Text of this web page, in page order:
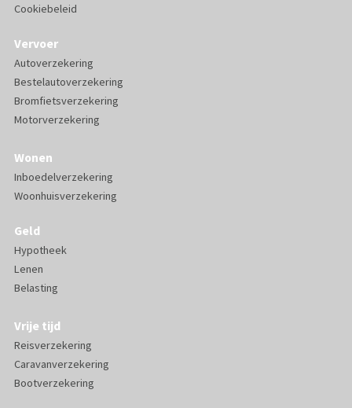
Cookiebeleid
Vervoer
Autoverzekering
Bestelautoverzekering
Bromfietsverzekering
Motorverzekering
Wonen
Inboedelverzekering
Woonhuisverzekering
Geld
Hypotheek
Lenen
Belasting
Vrije tijd
Reisverzekering
Caravanverzekering
Bootverzekering